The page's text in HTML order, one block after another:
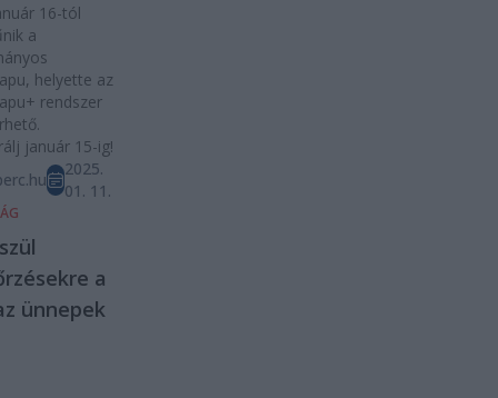
16-tól
a
helyette az
rendszer
január 15-ig!
2025.
01. 11.
a
ünnepek